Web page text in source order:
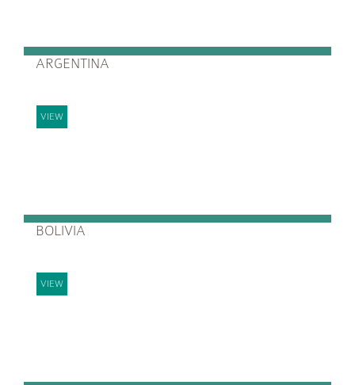
ARGENTINA
VIEW
BOLIVIA
VIEW